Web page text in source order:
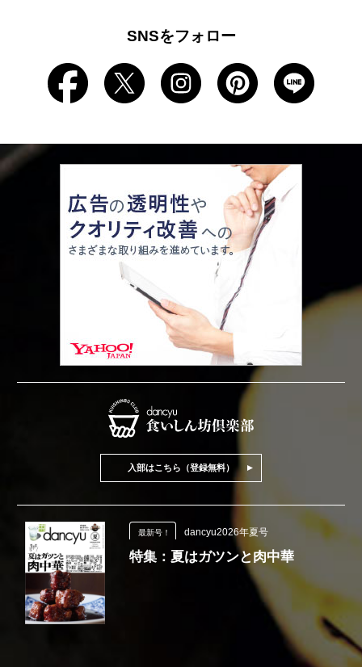
SNSをフォロー
入部はこちら（登録無料）
最新号！ dancyu2026年夏号
特集：夏はガツンと肉中華